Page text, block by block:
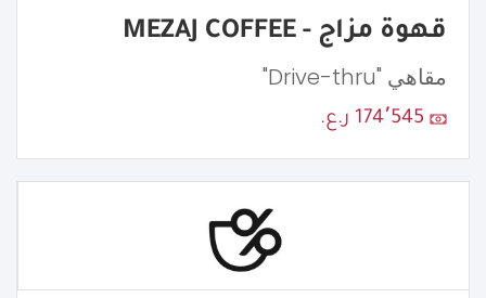
قهوة مزاج - MEZAJ COFFEE
مقاهي "Drive-thru"
174٬545 ر.ع.